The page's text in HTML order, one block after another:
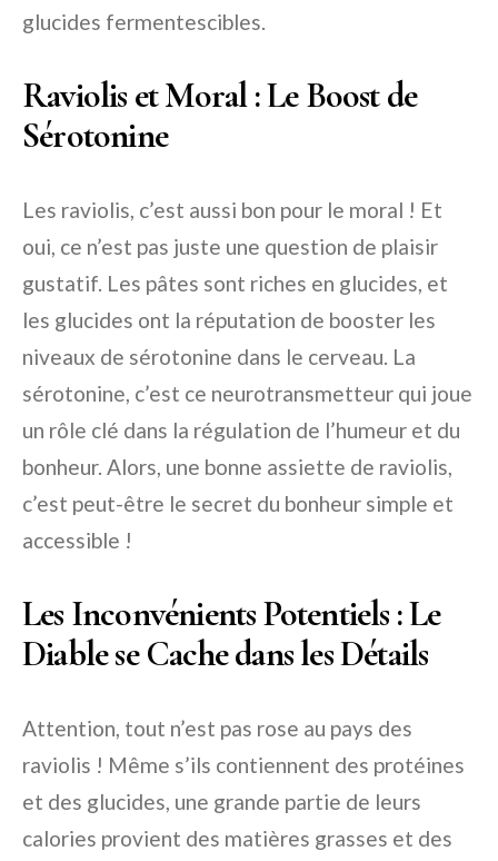
glucides fermentescibles.
Raviolis et Moral : Le Boost de
Sérotonine
Les raviolis, c’est aussi bon pour le moral ! Et
oui, ce n’est pas juste une question de plaisir
gustatif. Les pâtes sont riches en glucides, et
les glucides ont la réputation de booster les
niveaux de sérotonine dans le cerveau. La
sérotonine, c’est ce neurotransmetteur qui joue
un rôle clé dans la régulation de l’humeur et du
bonheur. Alors, une bonne assiette de raviolis,
c’est peut-être le secret du bonheur simple et
accessible !
Les Inconvénients Potentiels : Le
Diable se Cache dans les Détails
Attention, tout n’est pas rose au pays des
raviolis ! Même s’ils contiennent des protéines
et des glucides, une grande partie de leurs
calories provient des matières grasses et des